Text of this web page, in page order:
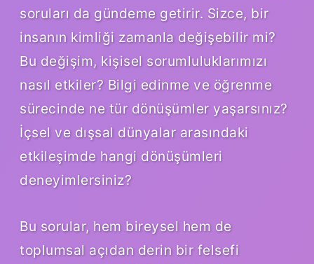
soruları da gündeme getirir. Sizce, bir
insanın kimliği zamanla değişebilir mi?
Bu değişim, kişisel sorumluluklarımızı
nasıl etkiler? Bilgi edinme ve öğrenme
sürecinde ne tür dönüşümler yaşarsınız?
İçsel ve dışsal dünyalar arasındaki
etkileşimde hangi dönüşümleri
deneyimlersiniz?
Bu sorular, hem bireysel hem de
toplumsal açıdan derin bir felsefi